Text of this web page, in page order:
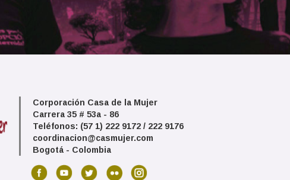
Corporación Casa de la Mujer
Carrera 35 # 53a - 86
Teléfonos: (57 1) 222 9172 / 222 9176
coordinacion@casmujer.com
Bogotá - Colombia